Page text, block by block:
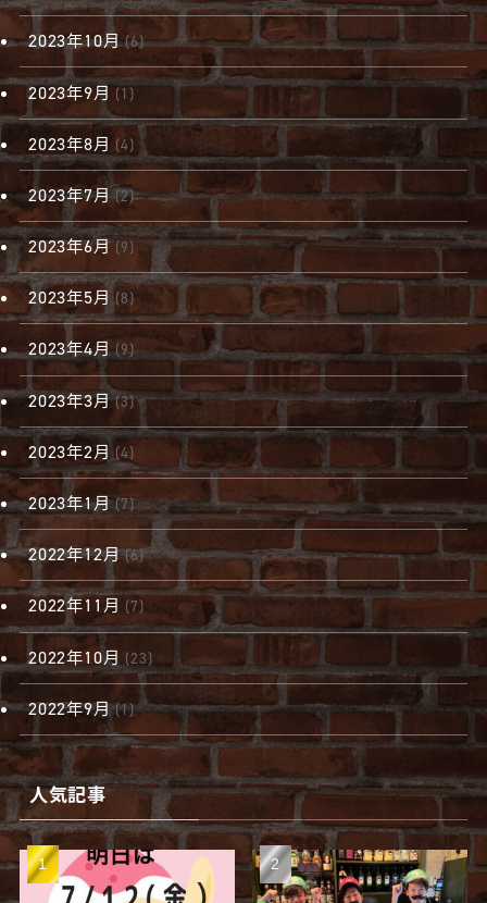
2023年10月(6)
2023年9月 (1)
2023年8月(4)
2023年7月(2)
2023年6月(9)
2023年5月(8)
2023年4月(9)
2023年3月(3)
2023年2月 (4)
2023年1月(7)
2022年12月(6)
2022年11月 (7)
2022年10月 (23)
2022年9月(1)
人気記事